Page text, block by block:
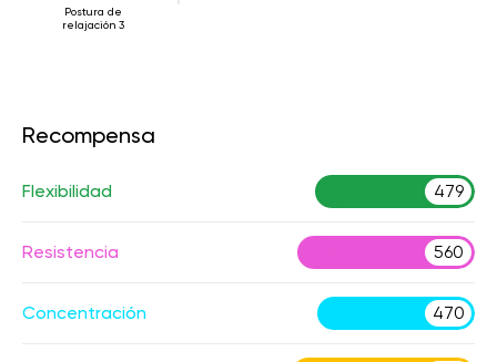
Postura de
relajación 3
Recompensa
Flexibilidad 479
Resistencia 560
Concentración 470